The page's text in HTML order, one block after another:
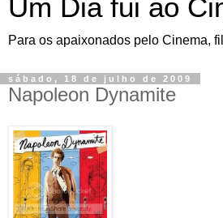
Um Dia fui ao
Para os apaixonados pelo Cinema,
sábado, 18 de julho de 2009
Napoleon Dynamite